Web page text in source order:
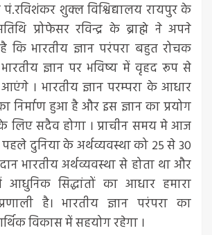
शुक्ल विश्विद्यालय रायपुर के
प्रोफेसर रविन्द्र के ब्राह्मे ने अपने
कि भारतीय ज्ञान परंपरा बहुत रोचक
ज्ञान पर भविष्य में वृहद रूप से
। भारतीय ज्ञान परम्परा के आधार
निर्माण हुआ है और इस ज्ञान का प्रयोग
लिए सदैव होगा । प्राचीन समय मे आज
दुनिया के अर्थव्यवस्था को 25 से 30
भारतीय अर्थव्यवस्था से होता था और
सिद्धांतों का आधार हमारा
है। भारतीय ज्ञान परंपरा का
विकास में सहयोग रहेगा ।